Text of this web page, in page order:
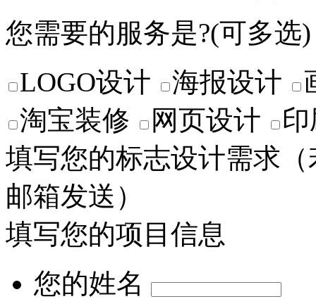
您需要的服务是?(可多选)
LOGO设计
海报设计
淘宝装修
网页设计
填写您的标志设计需求
邮箱发送）
填写您的项目信息
您的姓名